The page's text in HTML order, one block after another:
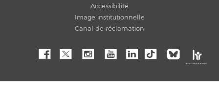
Accessibilité
Image institutionnelle
Canal de réclamation